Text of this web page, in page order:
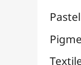
MARQUES